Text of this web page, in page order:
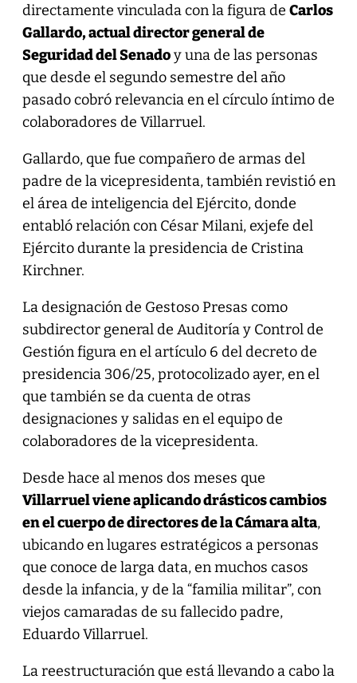
directamente vinculada con la figura de Carlos
Gallardo, actual director general de
Seguridad del Senadoy una de las personas
que desde el segundo semestre del año
pasado cobró relevancia en el círculo íntimo de
colaboradores de Villarruel.
Gallardo, que fue compañero de armas del
padre de la vicepresidenta, también revistió en
el área de inteligencia del Ejército, donde
entabló relación con César Milani, exjefe del
Ejército durante la presidencia de Cristina
Kirchner.
La designación de Gestoso Presas como
subdirector general de Auditoría y Control de
Gestión figura en el artículo 6 del decreto de
presidencia 306/25, protocolizado ayer, en el
que también se da cuenta de otras
designaciones y salidas en el equipo de
colaboradores de la vicepresidenta.
Desde hace al menos dos meses que
Villarruel viene aplicando drásticos cambios
en el cuerpo de directores de la Cámara alta,
ubicando en lugares estratégicos a personas
que conoce de larga data, en muchos casos
desde la infancia, y de la “familia militar”, con
viejos camaradas de su fallecido padre,
Eduardo Villarruel.
La reestructuración que está llevando a cabo la